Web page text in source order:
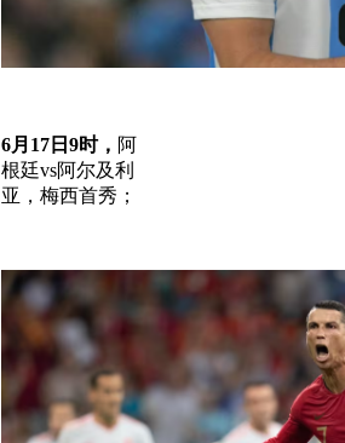
6月17日9时， 阿
根廷vs阿尔及利
亚，梅西首秀；